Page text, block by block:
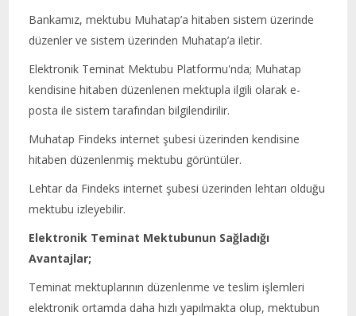
Bankamız, mektubu Muhatap’a hitaben sistem üzerinde
düzenler ve sistem üzerinden Muhatap’a iletir.
Elektronik Teminat Mektubu Platformu'nda; Muhatap
kendisine hitaben düzenlenen mektupla ilgili olarak e-
posta ile sistem tarafından bilgilendirilir.
Muhatap Findeks internet şubesi üzerinden kendisine
hitaben düzenlenmiş mektubu görüntüler.
Lehtar da Findeks internet şubesi üzerinden lehtarı olduğu
mektubu izleyebilir.
Elektronik Teminat Mektubunun Sağladığı
Avantajlar;
Teminat mektuplarının düzenlenme ve teslim işlemleri
elektronik ortamda daha hızlı yapılmakta olup, mektubun